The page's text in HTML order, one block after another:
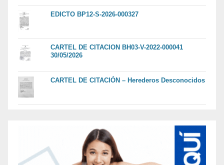
EDICTO BP12-S-2026-000327
CARTEL DE CITACION BH03-V-2022-000041
30/05/2026
CARTEL DE CITACIÓN – Herederos Desconocidos